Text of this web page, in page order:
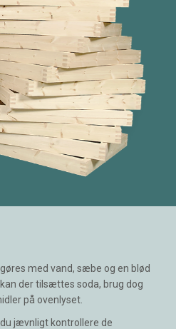
med vand, sæbe og en blød
der tilsættes soda, brug dog
på ovenlyset.
jævnligt kontrollere de